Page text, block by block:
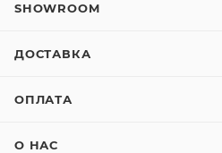
SHOWROOM
ДОСТАВКА
ОПЛАТА
О НАС